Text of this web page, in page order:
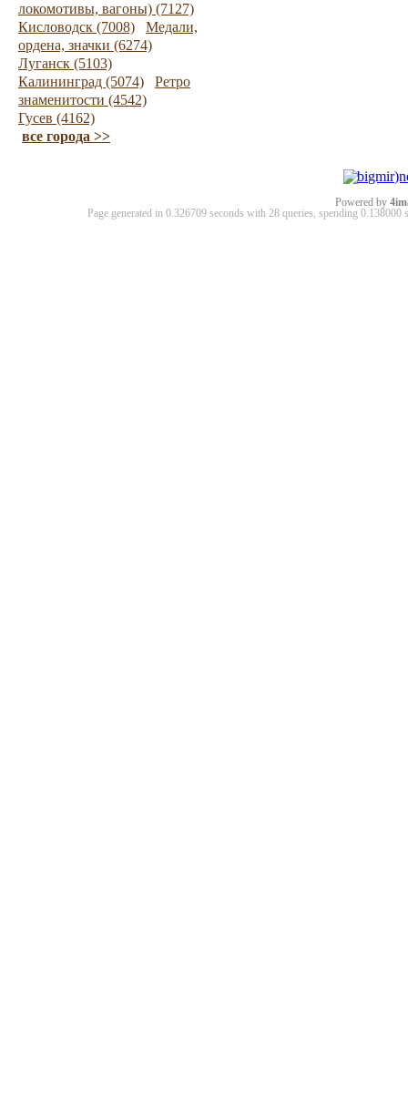
локомотивы, вагоны) (7127)
Кисловодск (7008)
Медали,
ордена, значки (6274)
Луганск (5103)
Калининград (5074)
Ретро
знаменитости (4542)
Гусев (4162)
все города >>
Powered by
Page generated in 0.326709 seconds with 28 queries, spending